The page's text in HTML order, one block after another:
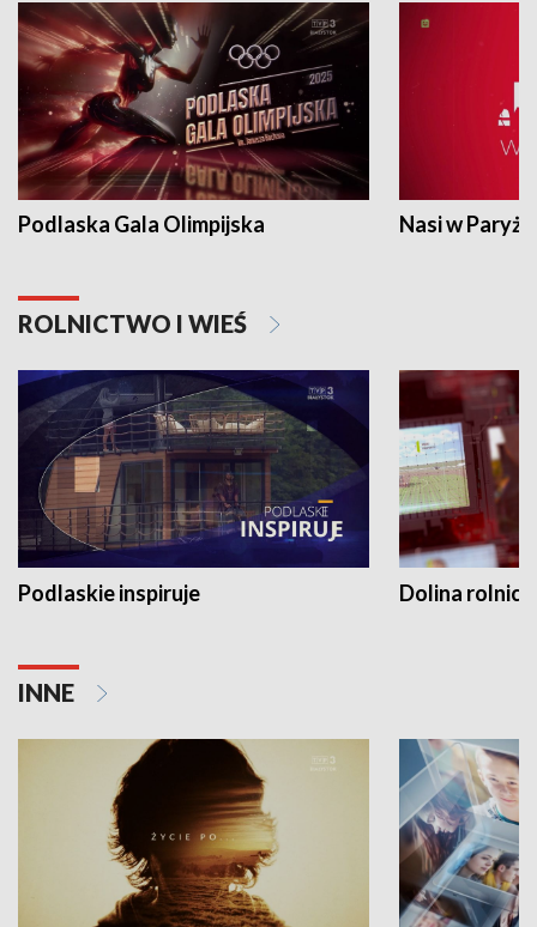
Podlaska Gala Olimpijska Nasi w Paryżu
ROLNICTWO I WIEŚ
Podlaskie inspiruje Dolina
INNE